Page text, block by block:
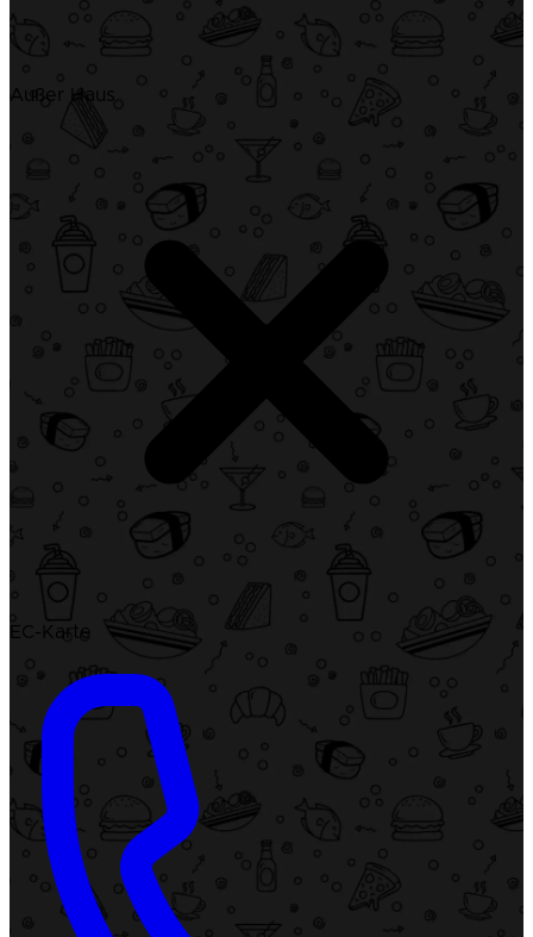
Außer Haus
EC-Karte